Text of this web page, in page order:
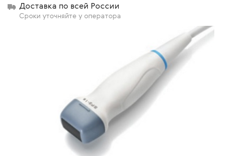
Доставка по всей России
Сроки уточняйте у оператора